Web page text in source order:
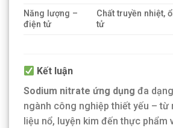
Năng lượng –
điện tử
Chất truyền nhiệt,
tử
Kết luận
Sodium nitrate ứng dụng đa
ngành công nghiệp thiết yếu – từ
liệu nổ, luyện kim đến thực phẩm